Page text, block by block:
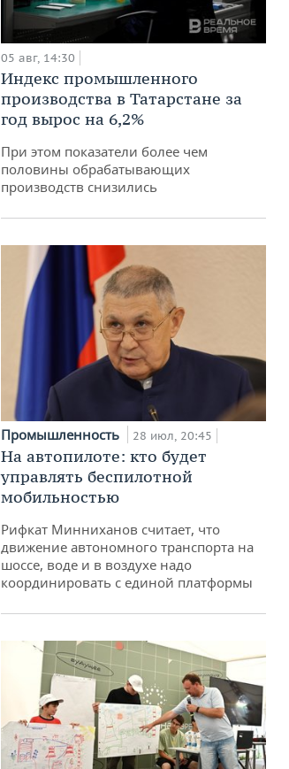
05 авг, 14:30
Индекс промышленного
производства в Татарстане за
год вырос на 6,2%
При этом показатели более чем
половины обрабатывающих
производств снизились
Промышленность 28 июл, 20:45
На автопилоте: кто будет
управлять беспилотной
мобильностью
Рифкат Минниханов считает, что
движение автономного транспорта на
шоссе, воде и в воздухе надо
координировать с единой платформы